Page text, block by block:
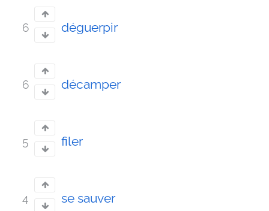
6 déguerpir
6 décamper
5 filer
4 se sauver